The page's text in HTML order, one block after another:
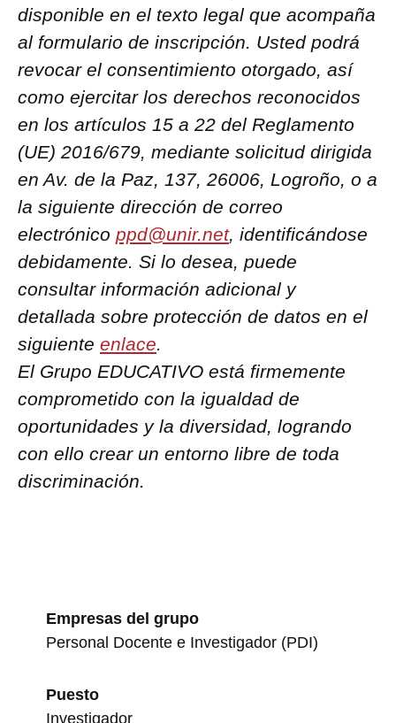
disponible en el texto legal que acompaña
al formulario de inscripción. Usted podrá
revocar el consentimiento otorgado, así
como ejercitar los derechos reconocidos
en los artículos 15 a 22 del Reglamento
(UE) 2016/679, mediante solicitud dirigida
en Av. de la Paz, 137, 26006, Logroño, o a
la siguiente dirección de correo
electrónico ppd@unir.net, identificándose
debidamente. Si lo desea, puede
consultar información adicional y
detallada sobre protección de datos en el
siguiente enlace.
El Grupo EDUCATIVO está firmemente
comprometido con la igualdad de
oportunidades y la diversidad, logrando
con ello crear un entorno libre de toda
discriminación.
Empresas del grupo
Personal Docente e Investigador (PDI)
Puesto
Investigador